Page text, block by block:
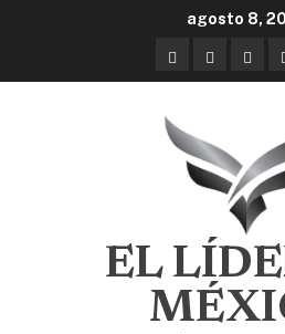
agosto 8,
EL